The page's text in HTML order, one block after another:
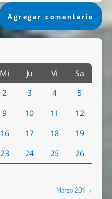
Agregar comentario
Mi Ju Vi
Sa
2 3 4
5
9 10 11
12
16 17 18
19
23 24 25
26
Marzo 2011 →